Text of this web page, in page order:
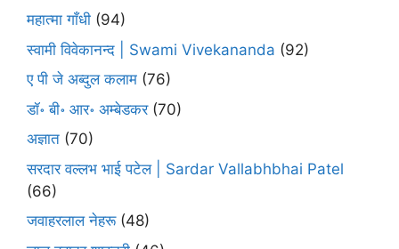
महात्मा गाँधी (94)
स्वामी विवेकानन्द | Swami Vivekananda (92)
ए पी जे अब्दुल कलाम (76)
डॉ॰ बी॰ आर॰ अम्बेडकर(70)
अज्ञात (70)
सरदार वल्लभ भाई पटेल | Sardar Vallabhbhai Patel
(66)
जवाहरलाल नेहरू(48)